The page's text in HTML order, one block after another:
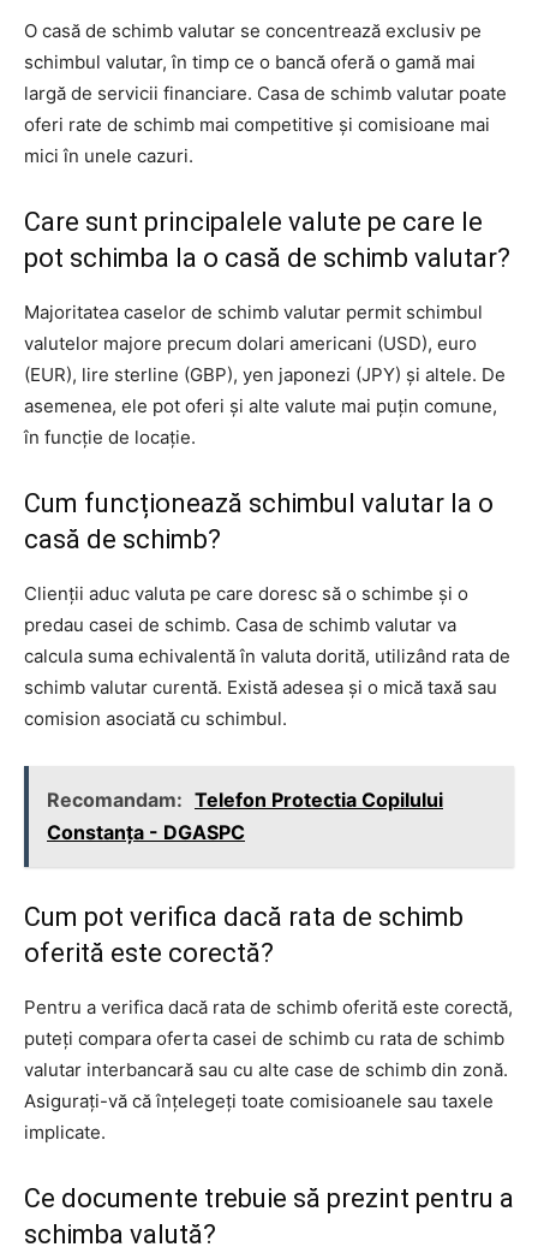
O casă de schimb valutar se concentrează exclusiv pe
schimbul valutar, în timp ce o bancă oferă o gamă mai
largă de servicii financiare. Casa de schimb valutar poate
oferi rate de schimb mai competitive și comisioane mai
mici în unele cazuri.
Care sunt principalele valute pe care le
pot schimba la o casă de schimb valutar?
Majoritatea caselor de schimb valutar permit schimbul
valutelor majore precum dolari americani (USD), euro
(EUR), lire sterline (GBP), yen japonezi (JPY) și altele. De
asemenea, ele pot oferi și alte valute mai puțin comune,
în funcție de locație.
Cum funcționează schimbul valutar la o
casă de schimb?
Clienții aduc valuta pe care doresc să o schimbe și o
predau casei de schimb. Casa de schimb valutar va
calcula suma echivalentă în valuta dorită, utilizând rata de
schimb valutar curentă. Există adesea și o mică taxă sau
comision asociată cu schimbul.
Recomandam: Telefon Protectia Copilului
Constanţa - DGASPC
Cum pot verifica dacă rata de schimb
oferită este corectă?
Pentru a verifica dacă rata de schimb oferită este corectă,
puteți compara oferta casei de schimb cu rata de schimb
valutar interbancară sau cu alte case de schimb din zonă.
Asigurați-vă că înțelegeți toate comisioanele sau taxele
implicate.
Ce documente trebuie să prezint pentru a
schimba valută?